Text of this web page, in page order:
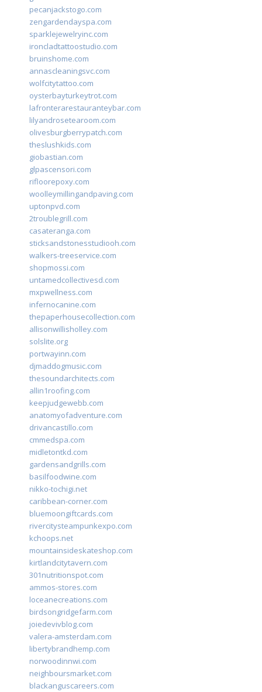
pecanjackstogo.com
zengardendayspa.com
sparklejewelryinc.com
ironcladtattoostudio.com
bruinshome.com
annascleaningsvc.com
wolfcitytattoo.com
oysterbayturkeytrot.com
lafronterarestauranteybar.com
lilyandrosetearoom.com
olivesburgberrypatch.com
theslushkids.com
giobastian.com
glpascensori.com
rifloorepoxy.com
woolleymillingandpaving.com
uptonpvd.com
2troublegrill.com
casateranga.com
sticksandstonesstudiooh.com
walkers-treeservice.com
shopmossi.com
untamedcollectivesd.com
mxpwellness.com
infernocanine.com
thepaperhousecollection.com
allisonwillisholley.com
solslite.org
portwayinn.com
djmaddogmusic.com
thesoundarchitects.com
allin1roofing.com
keepjudgewebb.com
anatomyofadventure.com
drivancastillo.com
cmmedspa.com
midletontkd.com
gardensandgrills.com
basilfoodwine.com
nikko-tochigi.net
caribbean-corner.com
bluemoongiftcards.com
rivercitysteampunkexpo.com
kchoops.net
mountainsideskateshop.com
kirtlandcitytavern.com
301nutritionspot.com
ammos-stores.com
loceanecreations.com
birdsongridgefarm.com
joiedevivblog.com
valera-amsterdam.com
libertybrandhemp.com
norwoodinnwi.com
neighboursmarket.com
blackanguscareers.com